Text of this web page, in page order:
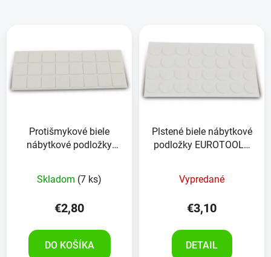
Protišmykové biele
nábytkové podložky
Skladom (7 ks)
€2,80
DO KOŠÍKA
Plstené biele nábytkové
podložky EUROTOOLS
Vypredané
€3,10
DETAIL